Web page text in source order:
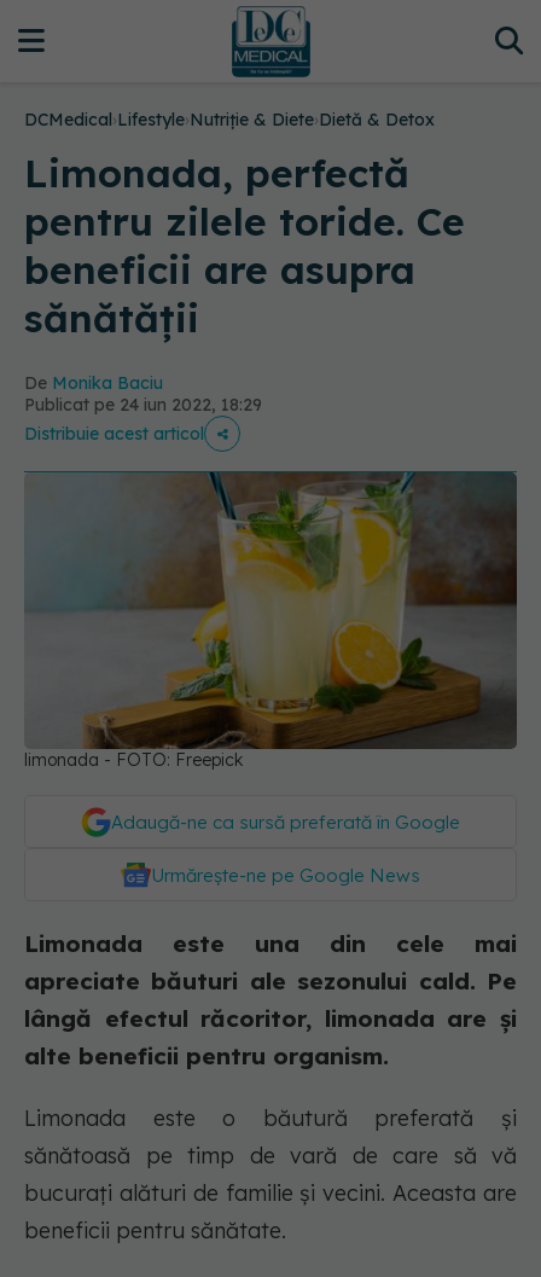
DCMedical›Lifestyle›Nutriție & Diete›Dietă & Detox
Limonada, perfectă
pentru zilele toride. Ce
beneficii are asupra
sănătății
De Monika Baciu
Publicat pe 24 iun 2022, 18:29
Distribuie acest articol
limonada - FOTO: Freepick
Adaugă-ne ca sursă preferată în Google
Urmărește-ne pe Google News
Limonada este una din cele mai
apreciate băuturi ale sezonului cald. Pe
lângă efectul răcoritor, limonada are și
alte beneficii pentru organism.
Limonada este o băutură preferată și
sănătoasă pe timp de vară de care să vă
bucurați alături de familie și vecini. Aceasta are
beneficii pentru sănătate.